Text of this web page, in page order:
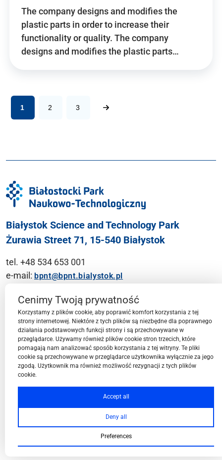
The company designs and modifies the
plastic parts in order to increase their
functionality or quality. The company
designs and modifies the plastic parts…
1 2 3
Białystok Science and Technology Park
Żurawia Street 71, 15-540 Białystok
tel. +48 534 653 001
e-mail: bpnt@bpnt.bialystok.pl
Contact
BPN-T Area
BPN-T Offer
Cenimy Twoją prywatność
Korzystamy z plików cookie, aby poprawić komfort korzystania z tej
strony internetowej. Niektóre z tych plików są niezbędne dla poprawnego
działania podstawowych funkcji strony i są przechowywane w
przeglądarce. Używamy również plików cookie stron trzecich, które
pomagają nam analizować sposób korzystania z tej witryny. Te pliki
cookie są przechowywane w przeglądarce użytkownika wyłącznie za jego
zgodą. Użytkownik ma również możliwość rezygnacji z tych plików
cookie.
Accept all
Deny all
Preferences